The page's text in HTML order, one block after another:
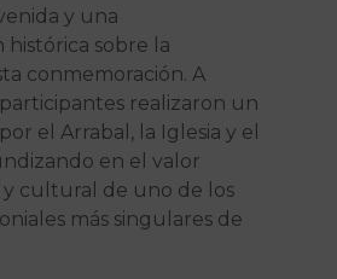
y una
sobre la
conmemoración. A
realizaron un
el Arrabal, la Iglesia y el
en el valor
y cultural de uno de los
más singulares de